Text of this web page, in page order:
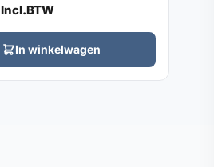
Incl.BTW
In winkelwagen